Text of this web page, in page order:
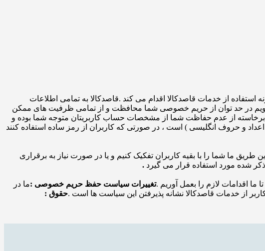
از خدمات قاصدکالا اقدام می کند .قاصدکالا به تمامی اطلاعات
در حد توان از حریم خصوصی شما محافظت و از تمامی ظرفیت های ممکن
از عدم حفاظت شما از مشخصات حساب کاربریتان متوجه شما بوده و
اعداد و حروف انگلیسی ) است ، در صورتی که کاربران از رمز ساده استفاده کنند
طریق ما شما را با بقیه کاربران تفکیک کنیم و یا در صورت نیاز به برقراری
شده مورد استفاده قرار می گیرد .
ما اقدامات لازم را بعمل آوریم .تغییرات سیاست حفظ حریم خصوصی :ما در
از خدمات قاصدکالا نشانه پذیرفتن این سیاست ها است .حقوق :